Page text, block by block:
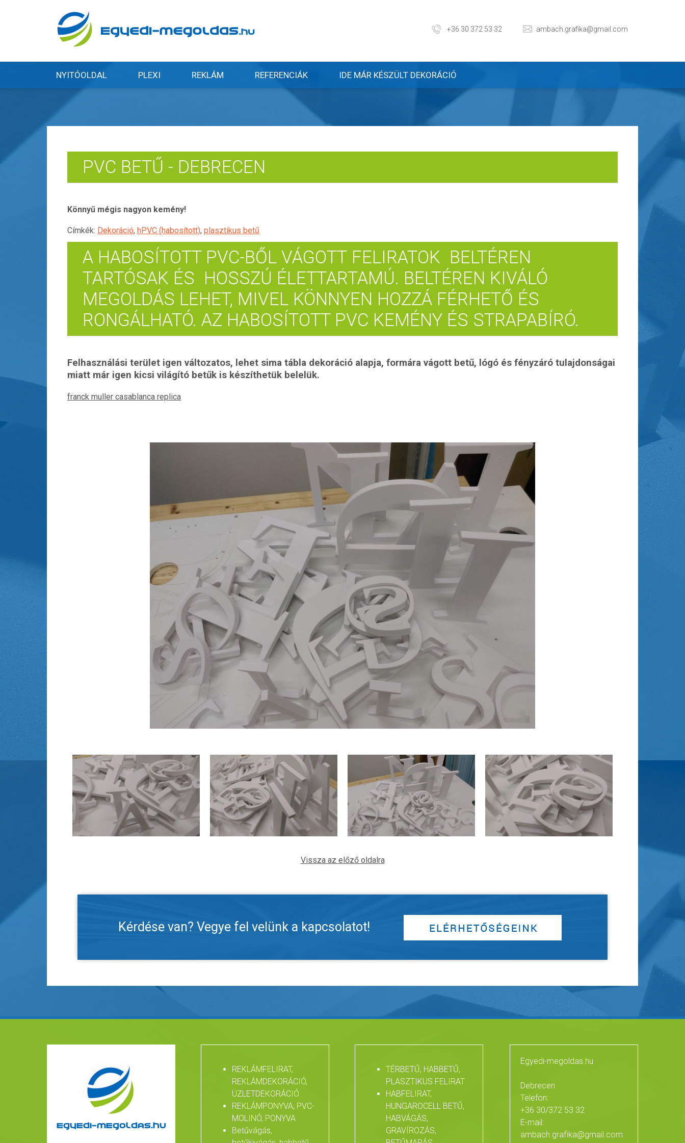
+36 30 372 53 32 ambach.grafika@gmail.com
NYITÓOLDAL PLEXI REKLÁM REFERENCIÁK IDE MÁR KÉSZÜLT DEKORÁCIÓ
PVC BETŰ - DEBRECEN
Könnyű mégis nagyon kemény!
Címkék: Dekoráció, hPVC (habosított), plasztikus betű
A HABOSÍTOTT PVC-BŐL VÁGOTT FELIRATOK BELTÉREN
TARTÓSAK ÉS HOSSZÚ ÉLETTARTAMÚ. BELTÉREN KIVÁLÓ
MEGOLDÁS LEHET, MIVEL KÖNNYEN HOZZÁ FÉRHETŐ ÉS
RONGÁLHATÓ. AZ HABOSÍTOTT PVC KEMÉNY ÉS STRAPABÍRÓ.
Felhasználási terület igen változatos, lehet sima tábla dekoráció alapja, formára vágott betű, lógó és fényzáró tulajdonságai
miatt már igen kicsi világító betűk is készíthetük belelük.
franck muller casablanca replica
Vissza az előző oldalra
Kérdése van? Vegye fel velünk a kapcsolatot!
REKLÁMFELIRAT,
REKLÁMDEKORÁCIÓ,
ÜZLETDEKORÁCIÓ
REKLÁMPONYVA, PVC-
MOLINÓ, PONYVA
Betűvágás,
TÉRBETŰ, HABBETŰ,
PLASZTIKUS FELIRAT
HABFELIRAT,
HUNGAROCELL BETŰ,
HABVÁGÁS,
GRAVÍROZÁS,
Egyedi-megoldas.hu
Debrecen
Telefon:
+36 30/372 53 32
E-mail:
ambach.grafika@gmail.com